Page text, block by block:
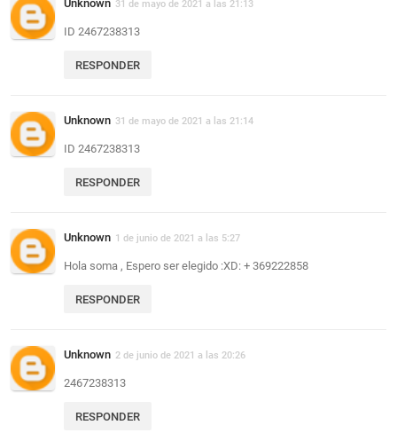
Unknown 31 de mayo de 2021 a las 21:13
ID 2467238313
RESPONDER
Unknown 31 de mayo de 2021 a las 21:14
ID 2467238313
RESPONDER
Unknown 1 de junio de 2021 a las 5:27
Hola soma , Espero ser elegido :XD: + 369222858
RESPONDER
Unknown 2 de junio de 2021 a las 20:26
2467238313
RESPONDER